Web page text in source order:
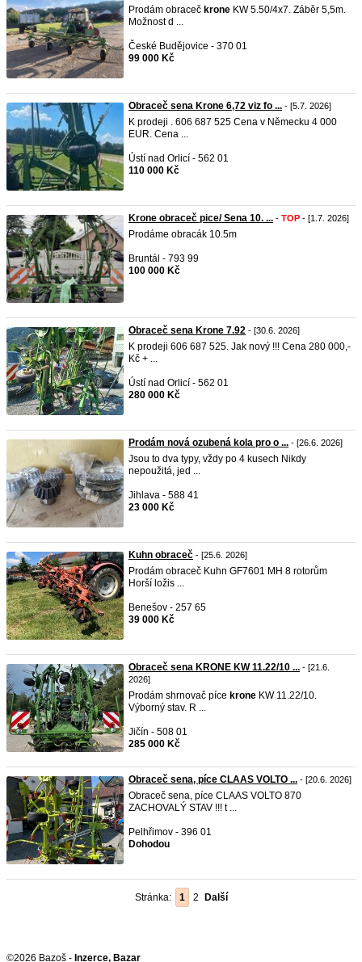
Prodám obraceč krone KW 5.50/4x7. Záběr 5,5m.
Možnost d ...
České Budějovice - 370 01
99 000 Kč
Obraceč sena Krone 6,72 viz fo ... - [5.7. 2026]
K prodeji . 606 687 525 Cena v Německu 4 000
EUR. Cena ...
Ústí nad Orlicí - 562 01
110 000 Kč
Krone obraceč pice/ Sena 10. ... - TOP - [1.7. 2026]
Prodáme obracák 10.5m
Bruntál - 793 99
100 000 Kč
Obraceč sena Krone 7.92 - [30.6. 2026]
K prodeji 606 687 525. Jak nový !!! Cena 280 000,-
Kč + ...
Ústí nad Orlicí - 562 01
280 000 Kč
Prodám nová ozubená kola pro o ... - [26.6. 2026]
Jsou to dva typy, vždy po 4 kusech Nikdy
nepoužitá, jed ...
Jihlava - 588 41
23 000 Kč
Kuhn obraceč - [25.6. 2026]
Prodám obraceč Kuhn GF7601 MH 8 rotorům
Horší ložis ...
Benešov - 257 65
39 000 Kč
Obraceč sena KRONE KW 11.22/10 ... - [21.6.
2026]
Prodám shrnovač píce krone KW 11.22/10.
Výborný stav. R ...
Jičín - 508 01
285 000 Kč
Obraceč sena, píce CLAAS VOLTO ... - [20.6. 2026]
Obraceč sena, píce CLAAS VOLTO 870
ZACHOVALÝ STAV !!! t ...
Pelhřimov - 396 01
Dohodou
Stránka: 1 2 Další
©2026 Bazoš - Inzerce, Bazar